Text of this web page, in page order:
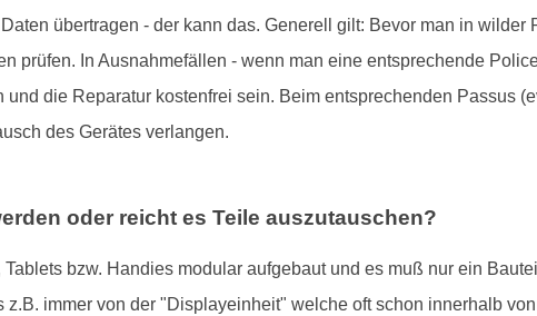
übertragen - der kann das. Generell gilt: Bevor man in wilder
prüfen. In Ausnahmefällen - wenn man eine entsprechende
die Reparatur kostenfrei sein. Beim entsprechenden Passus
des Gerätes verlangen.
oder reicht es Teile auszutauschen?
bzw. Handies modular aufgebaut und es muß nur ein
immer von der "Displayeinheit" welche oft schon innerhalb